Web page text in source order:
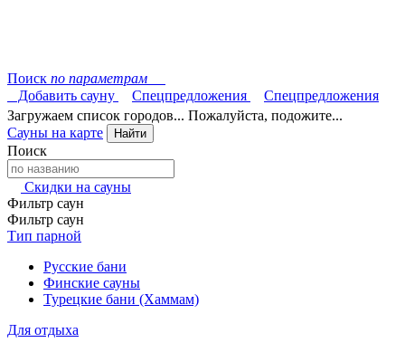
Поиск по параметрам
Добавить сауну
Спецпредложения
Спецпредложения
Загружаем список городов... Пожалуйста, подожите...
Сауны на карте
Найти
Поиск
Скидки на сауны
Фильтр саун
Фильтр саун
Тип парной
Русские бани
Финские сауны
Турецкие бани (Хаммам)
Для отдыха